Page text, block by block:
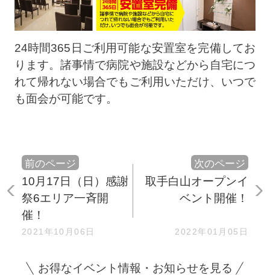
24時間365日ご利用可能な安置室を完備してお
ります。諸事情で病院や施設などから自宅につ
れて帰れない場合でもご利用いただけ、いつで
も面会が可能です。
前のページ
10月17日（日）感謝
祭6エリア一斉開
催！
2021年10月06日
次のページ
取手白山オープンイ
ベント開催！
2022年01月05日
お得なイベント情報・お知らせを見る